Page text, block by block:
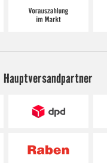
Hauptversandpartner